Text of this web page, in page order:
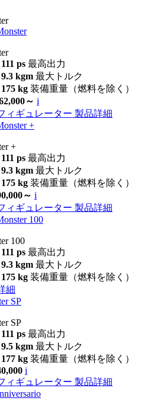
111 ps 最高出力
9.3 kgm 最大トルク
175 kg 装備重量（燃料を除く）
～ i
ィギュレーター 製品詳細
+
+
111 ps 最高出力
9.3 kgm 最大トルク
175 kg 装備重量（燃料を除く）
～ i
ィギュレーター 製品詳細
100
100
111 ps 最高出力
9.3 kgm 最大トルク
175 kg 装備重量（燃料を除く）
細
SP
SP
111 ps 最高出力
9.5 kgm 最大トルク
177 kg 装備重量（燃料を除く）
i
ィギュレーター 製品詳細